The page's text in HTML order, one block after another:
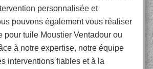
personnalisée et
pouvons également vous réaliser
pour tuile Moustier Ventadour ou
à notre expertise, notre équipe
interventions fiables et à la